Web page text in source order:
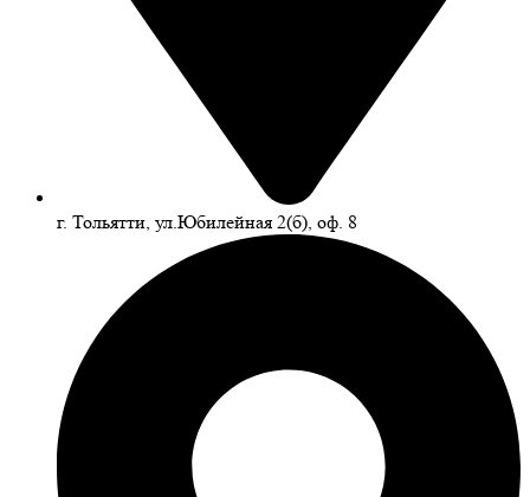
г. Тольятти, ул.Юбилейная 2(б), оф. 8